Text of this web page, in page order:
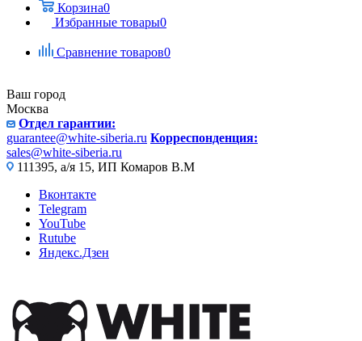
Корзина0
Избранные товары0
Сравнение товаров0
Ваш город
Москва
Отдел гарантии:
guarantee@white-siberia.ru Корреспонденция:
sales@white-siberia.ru
111395, а/я 15, ИП Комаров В.М
Вконтакте
Telegram
YouTube
Rutube
Яндекс.Дзен